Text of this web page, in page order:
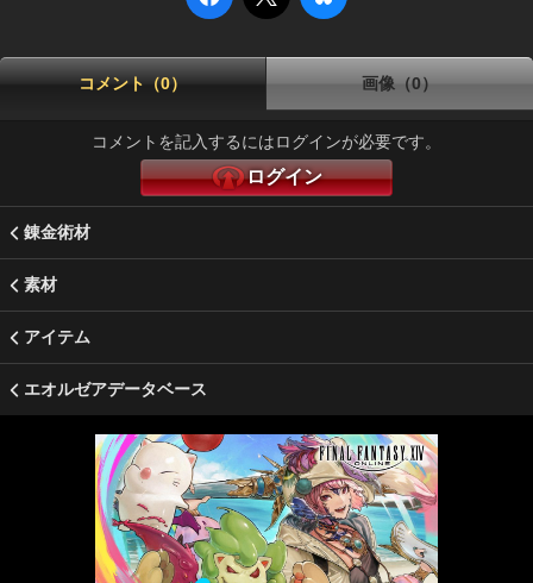
コメント（0） 画像（0）
コメントを記入するにはログインが必要です。
ログイン
錬金術材
素材
アイテム
エオルゼアデータベース